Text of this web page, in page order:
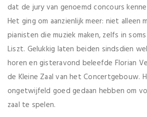
dat de jury van genoemd concours
Het ging om aanzienlijk meer: niet alleen
pianisten die muziek maken, zelfs in
Liszt. Gelukkig laten beiden sindsdien
horen en gisteravond beleefde Florian
de Kleine Zaal van het Concertgebouw.
ongetwijfeld goed gedaan hebben om
zaal te spelen.